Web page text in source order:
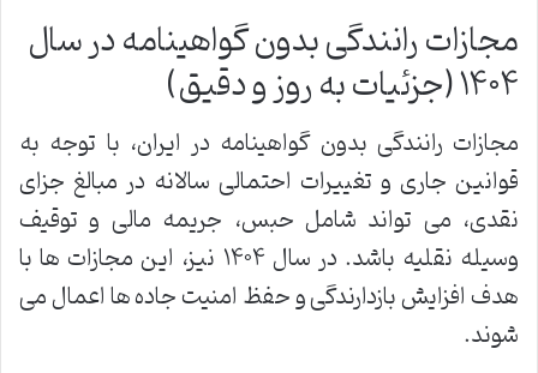
مجازات رانندگی بدون گواهینامه در سال
۱۴۰۴ (جزئیات به روز و دقیق)
مجازات رانندگی بدون گواهینامه در ایران، با توجه به
قوانین جاری و تغییرات احتمالی سالانه در مبالغ جزای
نقدی، می تواند شامل حبس، جریمه مالی و توقیف
وسیله نقلیه باشد. در سال ۱۴۰۴ نیز، این مجازات ها با
هدف افزایش بازدارندگی و حفظ امنیت جاده ها اعمال می
شوند.